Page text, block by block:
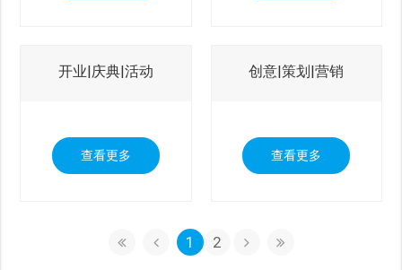
开业|庆典|活动
查看更多
创意|策划|营销
查看更多
1 2